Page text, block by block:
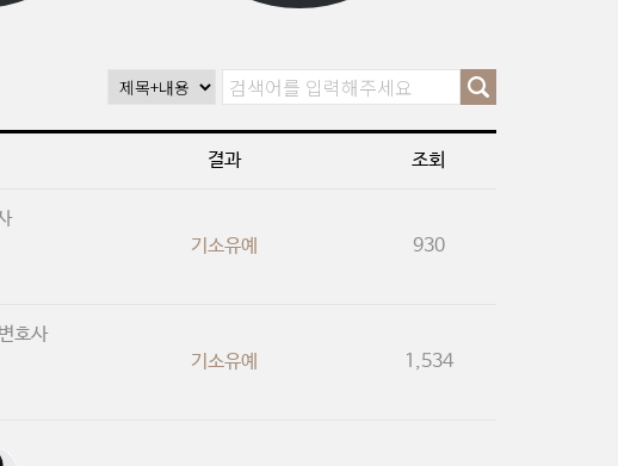
혐의로 의뢰
건이었습니
의기간내의
분에 대해서
상황이었습
었습니다. 의뢰인 A씨는 B씨로부
없었음에도 불구하고 필로폰 매도
자로 인정되어 구속 수감된 채 본
인이 저지른 범죄보다 훨씬 중한
처벌을 받게 될 위기에 처해 있었
결과 조회
기소유예 930
기소유예 1,534